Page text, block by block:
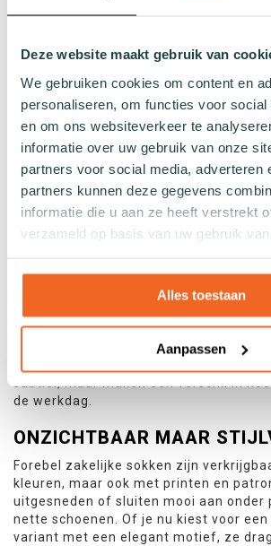
Deze website maakt gebruik van
We gebruiken cookies om content en
personaliseren, om functies voor social
en om ons websiteverkeer te
informatie over uw gebruik van onze
partners voor social media, adverteren
partners kunnen deze gegevens
informatie die u aan ze heeft verstrekt
verzameld op basis van uw gebruik
Alles toestaan
Aanpassen
Vanaf € 40,-
+100 duurzame sokken
Duurzame sokken voor
Niet goed? Geld terug
Binnen 30 dagen na
SOKKEN VOOR DAMES?
klantafspraken hebt of het gewoon
een verzorgde look te hebben: goede
de werkdag.
ONZICHTBAAR MAAR
Forebel zakelijke sokken zijn
kleuren, maar ook met printen en
uitgesneden of sluiten mooi aan onder
nette schoenen. Of je nu kiest voor
variant met een elegant motief, ze